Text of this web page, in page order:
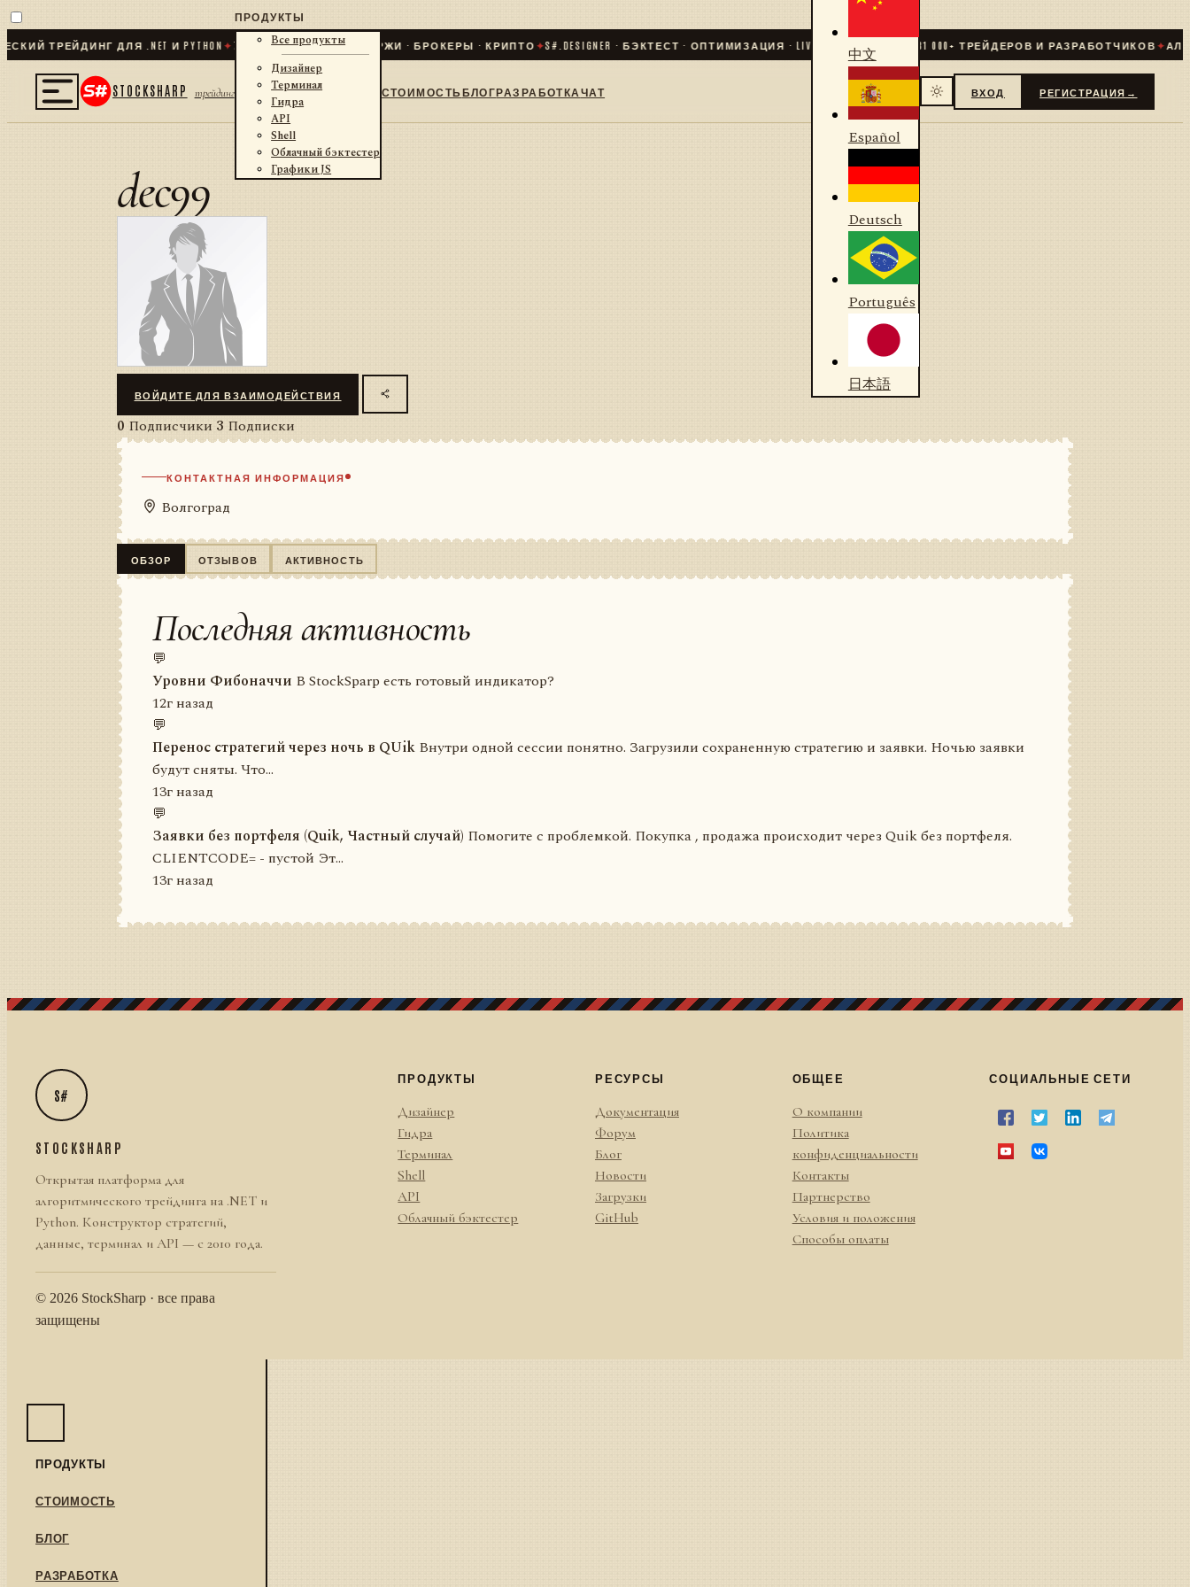
ТРЕЙДИНГ ДЛЯ .NET И PYTHON✦ 70+ КОННЕКТОРОВ · БИРЖИ · БРОКЕРЫ · КРИПТО✦ S#.DESIGNER · БЭКТЕСТ · ОПТИМИЗАЦИЯ · LIVE✦ СООБЩЕСТВО 31 000+ ТРЕЙДЕРОВ И РАЗРАБОТЧИКОВ✦
STOCKSHARP трейдинг
ПРОДУКТЫ
Все продукты
Дизайнер
Терминал
Гидра
API
Shell
Облачный бэктестер
Графики JS
СТОИМОСТЬБЛОГРАЗРАБОТКАЧАТ
中文
Español
Deutsch
Português
日本語
ВХОД РЕГИСТРАЦИЯ →
dec99
ВОЙДИТЕ ДЛЯ ВЗАИМОДЕЙСТВИЯ
0 Подписчики 3 Подписки
КОНТАКТНАЯ ИНФОРМАЦИЯ
Волгоград
ОБЗОР ОТЗЫВОВ АКТИВНОСТЬ
Последняя активность
💬
Уровни Фибоначчи В StockSparp есть готовый индикатор?
12г назад
💬
Перенос стратегий через ночь в QUik Внутри одной сессии понятно. Загрузили сохраненную стратегию и заявки. Ночью заявки
будут сняты. Что...
13г назад
💬
Заявки без портфеля (Quik, Частный случай) Помогите с проблемкой. Покупка , продажа происходит через Quik без портфеля.
CLIENTCODE= - пустой Эт...
13г назад
S#
STOCKSHARP
Открытая платформа для
алгоритмического трейдинга на .NET и
Python. Конструктор стратегий,
данные, терминал и API — с 2010 года.
© 2026 StockSharp · все права
защищены
ПРОДУКТЫ
Дизайнер
Гидра
Терминал
Shell
API
Облачный бэктестер
РЕСУРСЫ
Документация
Форум
Блог
Новости
Загрузки
GitHub
ОБЩЕЕ
О компании
Политика
конфиденциальности
Контакты
Партнерство
Условия и положения
Способы оплаты
СОЦИАЛЬНЫЕ СЕТИ
ПРОДУКТЫ
СТОИМОСТЬ
БЛОГ
РАЗРАБОТКА